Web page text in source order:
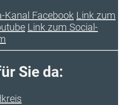
Kanal Facebook Link zum
Link zum Social-
Sie da: